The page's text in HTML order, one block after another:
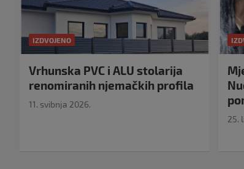
IZDVOJENO
Vrhunska PVC i ALU stolarija
renomiranih njemačkih profila
11. svibnja 2026.
25.